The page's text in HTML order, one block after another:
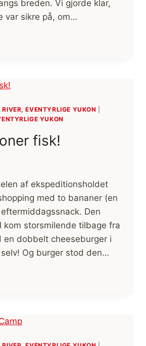
breden. Vi gjorde klar,
var sikre på, om…
EVENTYRLIGE YUKON
YUKON
fisk!
af ekspeditionsholdet
med to bananer (en
Den
kom storsmilende tilbage fra
en dobbelt cheeseburger i
Og burger stod den…